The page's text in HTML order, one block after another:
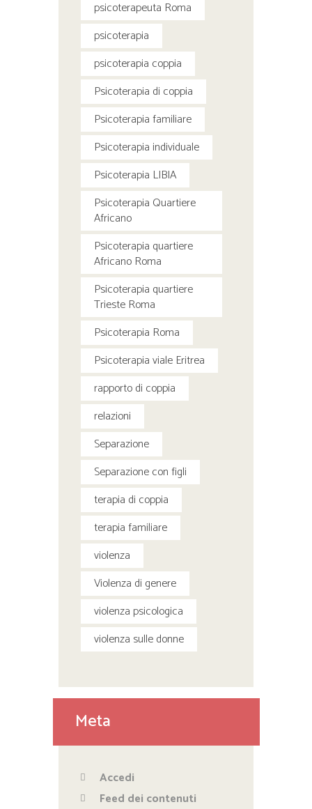
psicoterapeuta Roma
psicoterapia
psicoterapia coppia
Psicoterapia di coppia
Psicoterapia familiare
Psicoterapia individuale
Psicoterapia LIBIA
Psicoterapia Quartiere
Africano
Psicoterapia quartiere
Africano Roma
Psicoterapia quartiere
Trieste Roma
Psicoterapia Roma
Psicoterapia viale Eritrea
rapporto di coppia
relazioni
Separazione
Separazione con figli
terapia di coppia
terapia familiare
violenza
Violenza di genere
violenza psicologica
violenza sulle donne
Meta
Accedi
Feed dei contenuti